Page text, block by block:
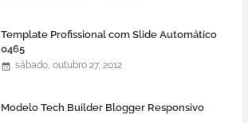
Template Profissional com Slide Automático
0465
sábado, outubro 27, 2012
Modelo Tech Builder Blogger Responsivo